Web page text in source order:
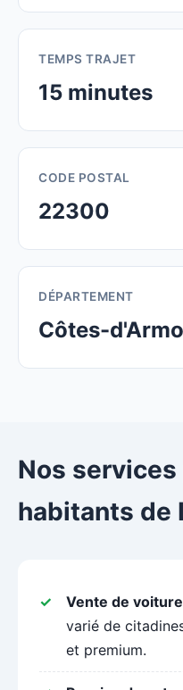
TEMPS TRAJET
15 minutes
CODE POSTAL
22300
DÉPARTEMENT
Côtes-
Nos
habitants de
Vente de
varié de
et premium.